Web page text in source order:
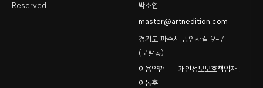
Reserved.
박소연
master@artnedition.com
경기도 파주시 광인사길 9-7
(문발동)
이용약관
개인정보보호책임자 :
이동훈